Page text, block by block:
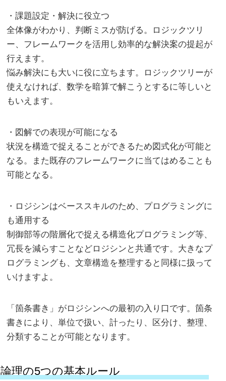
・課題設定・解決に役立つ
全体像がわかり、判断ミスが防げる。ロジックツリ
ー、フレームワークを活用し効率的な解決案の提起が
行えます。
悩み解決にも大いに役に立ちます。ロジックツリーが
使えなければ、数学を暗算で解こうとするに等しいと
もいえます。
・図解での表現が可能になる
状況を構造で捉えることができるため図式化が可能と
なる。また既存のフレームワークに当てはめることも
可能となる。
・ロジシンはベーススキルのため、プログラミングに
も通用する
制御部等の階層化で捉える構造化プログラミング等、
冗長を減らすことなどロジシンと共通です。大きなプ
ログラミングも、文章構造を整理すると同様に扱って
いけますよ。
「箇条書き」がロジシンへの最初の入り口です。箇条
書きにより、単位で扱い、計ったり、区分け、整理、
分類することが可能となります。
論理の5つの基本ルール